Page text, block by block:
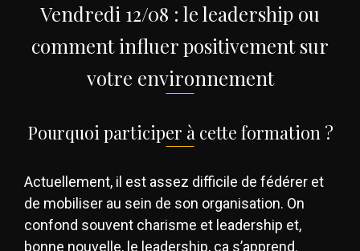
Vendredi 12/08 : le leadership ou
comment influer positivement sur
votre environnement
Pourquoi participer à cette formation ?
Actuellement, il est assez difficile de fédérer et
de mobiliser au sein de son organisation. On
confond souvent charisme et leadership et,
bonne nouvelle, le leadership, ça s’apprend.